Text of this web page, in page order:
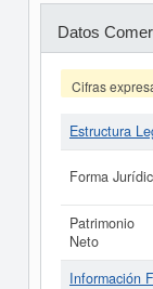
Datos
Cifras
Estructura
Forma
Patrimonio
Neto
Información